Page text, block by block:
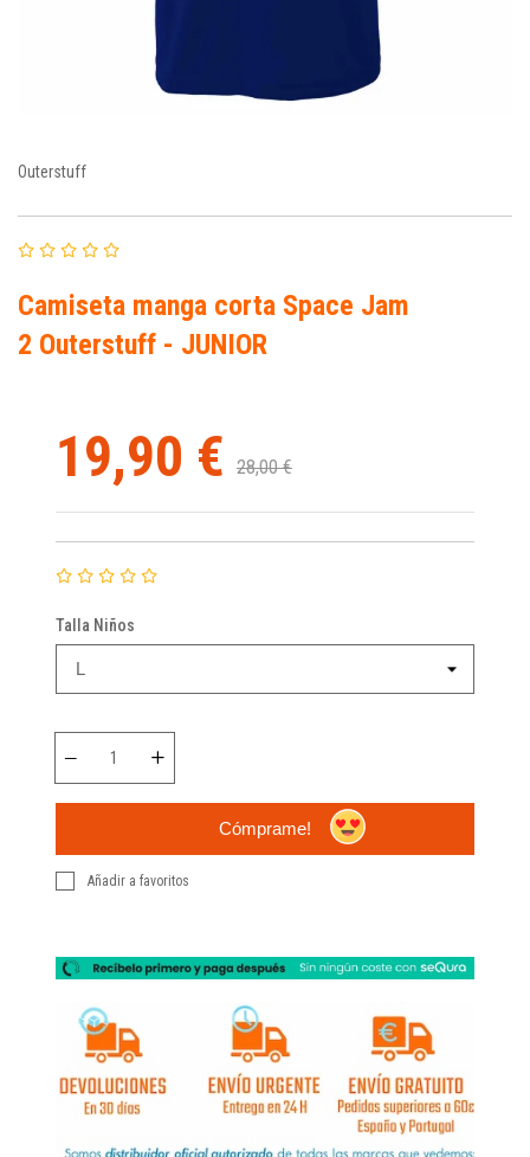
Outerstuff
Camiseta manga corta Space Jam
2 Outerstuff - JUNIOR
19,90 € 28,00 €
Talla Niños
Cómprame!
Añadir a favoritos